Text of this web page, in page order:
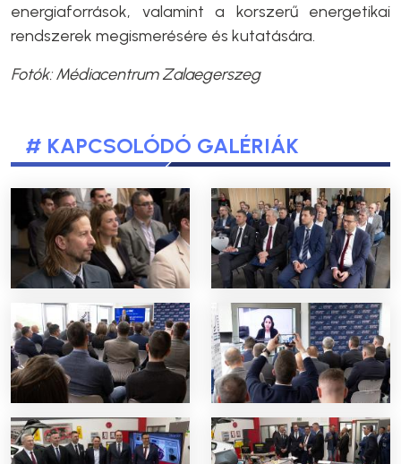
energiaforrások, valamint a korszerű energetikai
rendszerek megismerésére és kutatására.
Fotók: Médiacentrum Zalaegerszeg
# KAPCSOLÓDÓ GALÉRIÁK